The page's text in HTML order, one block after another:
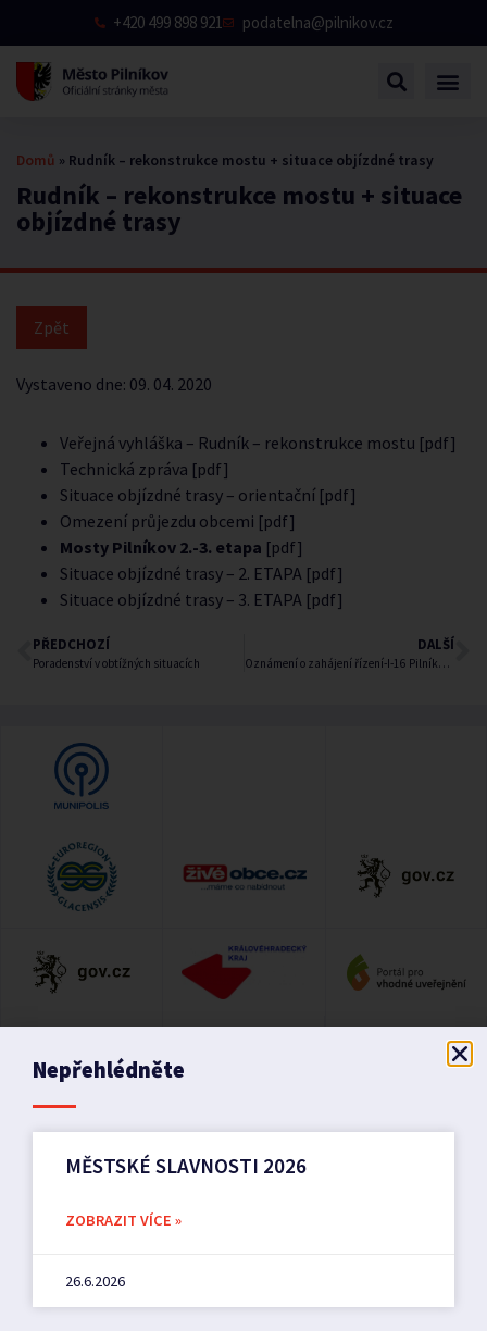
+420 499 898 921 podatelna@pilnikov.cz
Rudní­k – rekonstrukce mostu + situace
objí­zdné trasy
Domů » Rudní­k – rekonstrukce mostu + situace objí­zdné trasy
Vystaveno dne: 09. 04. 2020
Veřejná vyhláška – Rudník – rekonstrukce mostu [pdf]
Technická zpráva [pdf]
Situace objízdné trasy – orientační [pdf]
Omezení průjezdu obcemi [pdf]
Mosty Pilníkov 2.-3. etapa [pdf]
Situace objízdné trasy – 2. ETAPA [pdf]
Situace objízdné trasy – 3. ETAPA [pdf]
PŘEDCHOZÍ
Poradenství v obtížných situacích
DALŠÍ
Oznámení o zahájení řízení-I-16 Pilníkov, oprava silnice
Nepřehlédněte
MĚSTSKÉ SLAVNOSTI 2026
ZOBRAZIT VÍCE »
26.6.2026